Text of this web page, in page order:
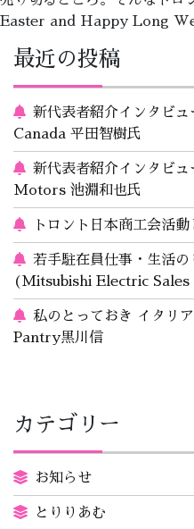
Easter and Happy Long
最近の投稿
新代表者紹介インタビ
Canada 平田智樹氏
新代表者紹介インタビ
Motors 池淵和也氏
トロント日本商工会活
若手駐在員仕事・生活
(Mitsubishi Electric Sales
私のとっておき イタリ
Pantry黒川信
カテゴリー
お知らせ
とりりあむ